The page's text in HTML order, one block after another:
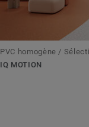
PVC homogène /
IQ MOTION